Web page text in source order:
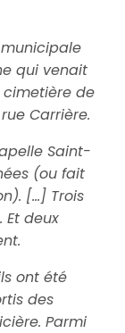
qui venait
de
Carrière.
Saint-
(ou fait
[…] Trois
deux
ont été
des
Parmi